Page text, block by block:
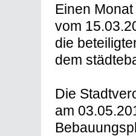
Einen
vom
die
dem
Die
am